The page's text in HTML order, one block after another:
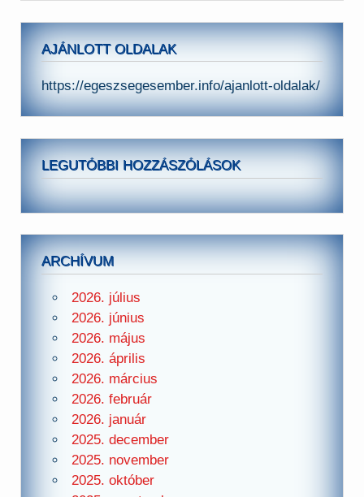
AJÁNLOTT OLDALAK
https://egeszsegesember.info/ajanlott-oldalak/
LEGUTÓBBI HOZZÁSZÓLÁSOK
ARCHÍVUM
2026. július
2026. június
2026. május
2026. április
2026. március
2026. február
2026. január
2025. december
2025. november
2025. október